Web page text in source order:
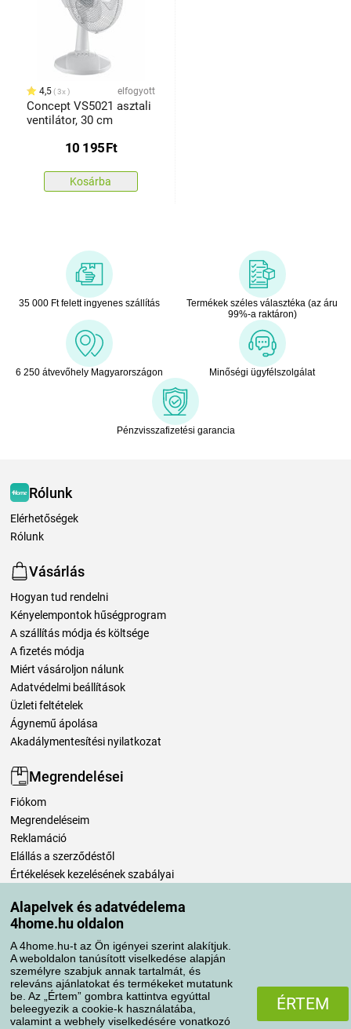
Alapelvek és adatvédelema
4home.hu oldalon
A 4home.hu-t az Ön igényei szerint alakítjuk.
A weboldalon tanúsított viselkedése alapján
személyre szabjuk annak tartalmát, és
releváns ajánlatokat és termékeket mutatunk
be. Az „Értem” gombra kattintva egyúttal
beleegyezik a cookie-k használatába,
valamint a webhely viselkedésére vonatkozó
ÉRTEM
4,5 3x elfogyott
Concept VS5021 asztali
ventilátor, 30 cm
10 195Ft
Kosárba
35 000 Ft felett ingyenes szállítás
Termékek széles választéka (az áru
99%-a raktáron)
6 250 átvevőhely Magyarországon Minőségi ügyfélszolgálat
Pénzvisszafizetési garancia
Rólunk
Elérhetőségek
Rólunk
Vásárlás
Hogyan tud rendelni
Kényelempontok hűségprogram
A szállítás módja és költsége
A fizetés módja
Miért vásároljon nálunk
Adatvédelmi beállítások
Üzleti feltételek
Ágynemű ápolása
Akadálymentesítési nyilatkozat
Megrendelései
Fiókom
Megrendeléseim
Reklamáció
Elállás a szerződéstől
Értékelések kezelésének szabályai
Szállítási módok
Fizetési módok